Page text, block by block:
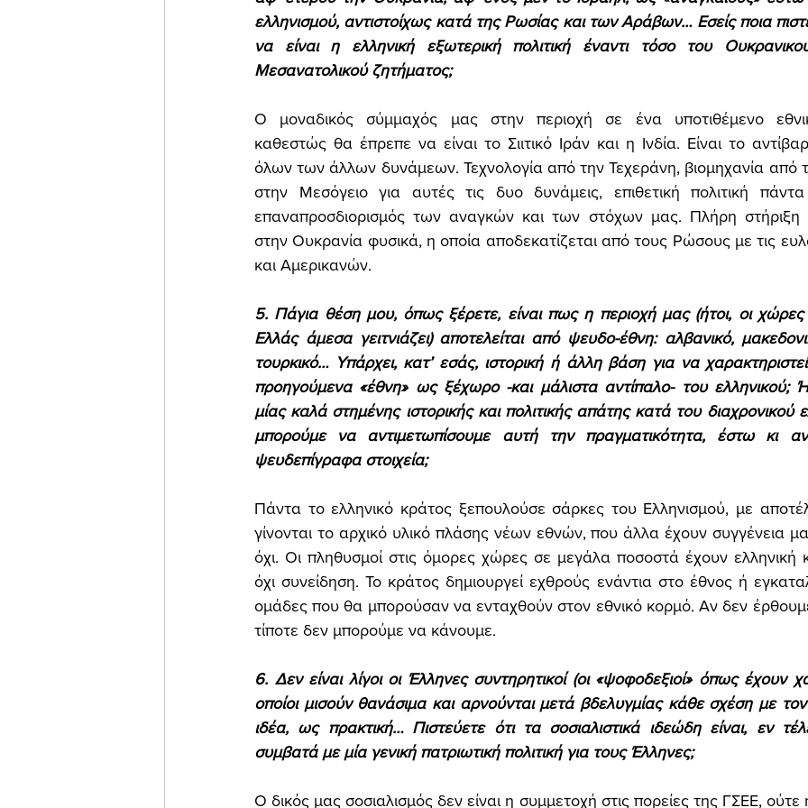
ελληνισμού, αντιστοίχως κατά της Ρωσίας και των Αράβων… Εσείς ποια
να είναι η ελληνική εξωτερική πολιτική έναντι τόσο του
Μεσανατολικού ζητήματος;
Ο μοναδικός σύμμαχός μας στην περιοχή σε ένα υποτιθέμενο
καθεστώς θα έπρεπε να είναι το Σιιτικό Ιράν και η Ινδία. Είναι το
όλων των άλλων δυνάμεων. Τεχνολογία από την Τεχεράνη, βιομηχανία από
στην Μεσόγειο για αυτές τις δυο δυνάμεις, επιθετική πολιτική πάντα
επαναπροσδιορισμός των αναγκών και των στόχων μας. Πλήρη στήριξη
στην Ουκρανία φυσικά, η οποία αποδεκατίζεται από τους Ρώσους με τις
και Αμερικανών.
5. Πάγια θέση μου, όπως ξέρετε, είναι πως η περιοχή μας (ήτοι, οι χώρες
Ελλάς άμεσα γειτνιάζει) αποτελείται από ψευδο-έθνη: αλβανικό,
τουρκικό… Υπάρχει, κατ’ εσάς, ιστορική ή άλλη βάση για να
προηγούμενα «έθνη» ως ξέχωρο -και μάλιστα αντίπαλο- του ελληνικού; Ή
μίας καλά στημένης ιστορικής και πολιτικής απάτης κατά του διαχρονικού
μπορούμε να αντιμετωπίσουμε αυτή την πραγματικότητα, έστω κι
ψευδεπίγραφα στοιχεία;
Πάντα το ελληνικό κράτος ξεπουλούσε σάρκες του Ελληνισμού, με
γίνονται το αρχικό υλικό πλάσης νέων εθνών, που άλλα έχουν συγγένεια
όχι. Οι πληθυσμοί στις όμορες χώρες σε μεγάλα ποσοστά έχουν
όχι συνείδηση. Το κράτος δημιουργεί εχθρούς ενάντια στο έθνος ή
ομάδες που θα μπορούσαν να ενταχθούν στον εθνικό κορμό. Αν δεν
τίποτε δεν μπορούμε να κάνουμε.
6. Δεν είναι λίγοι οι Έλληνες συντηρητικοί (οι «ψοφοδεξιοί» όπως έχουν
οποίοι μισούν θανάσιμα και αρνούνται μετά βδελυγμίας κάθε σχέση με
ιδέα, ως πρακτική… Πιστεύετε ότι τα σοσιαλιστικά ιδεώδη είναι, εν
συμβατά με μία γενική πατριωτική πολιτική για τους Έλληνες;
Ο δικός μας σοσιαλισμός δεν είναι η συμμετοχή στις πορείες της ΓΣΕΕ,